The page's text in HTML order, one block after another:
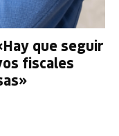
que seguir
fiscales